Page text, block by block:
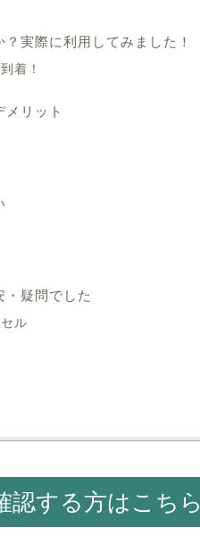
実際に利用してみました！
着！
リット
疑問でした
ル
認する方はこちら